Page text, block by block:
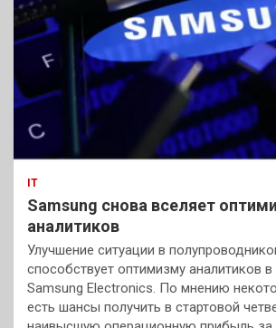
IT
Samsung снова вселяет
аналитиков
Улучшение ситуации в
способствует оптимизму аналитиков
Samsung Electronics. По мнению
есть шансы получить в стартовой